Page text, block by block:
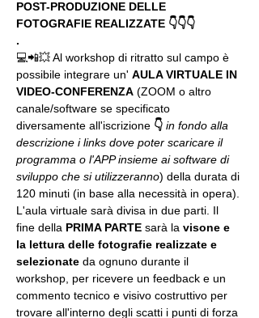
POST-PRODUZIONE DELLE
FOTOGRAFIE REALIZZATE 👇👇👇
.
💻📲💥 Al workshop di ritratto sul campo è
possibile integrare un' AULA VIRTUALE IN
VIDEO-CONFERENZA (ZOOM o altro
canale/software se specificato
diversamente all'iscrizione 👇 in fondo alla
descrizione i links dove poter scaricare il
programma o l'APP insieme ai software di
sviluppo che si utilizzeranno) della durata di
120 minuti (in base alla necessità in opera).
L'aula virtuale sarà divisa in due parti. Il
fine della PRIMA PARTE sarà la visone e
la lettura delle fotografie realizzate e
selezionate da ognuno durante il
workshop, per ricevere un feedback e un
commento tecnico e visivo costruttivo per
trovare all'interno degli scatti i punti di forza